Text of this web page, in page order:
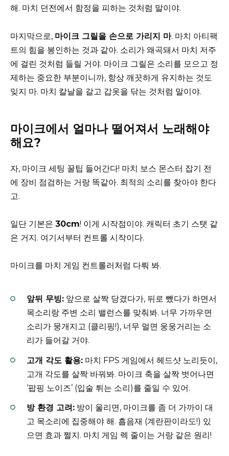
해. 마치 던전에서 함정을 피하는 것처럼 말이야.
마지막으로, 마이크 그릴을 손으로 가리지 마. 마치 아티팩
트의 힘을 봉인하는 것과 같아. 소리가 왜곡돼서 마치 저주
에 걸린 것처럼 들릴 거야. 마이크 그릴은 소리를 모으고 정
제하는 중요한 부분이니까, 항상 깨끗하게 유지하는 것도
잊지 마. 마치 칼날을 갈고 갑옷을 닦는 것처럼 말이야.
마이크에서 얼마나 떨어져서 노래해야
해요?
자, 마이크 세팅 꿀팁 들어간다! 마치 보스 몬스터 잡기 전
에 장비 점검하는 거랑 똑같아. 최적의 소리를 찾아야 한다
고.
일단 기본은 30cm! 이게 시작점이야. 캐릭터 초기 스탯 같
은 거지. 여기서부터 컨트롤 시작이다.
마이크를 마치 게임 컨트롤러처럼 다뤄 봐.
앞뒤 무빙: 앞으로 살짝 당겼다가, 뒤로 뺐다가 하면서
목소리랑 주변 소리 밸런스를 맞춰봐. 너무 가까우면
소리가 뭉개지고 (클리핑!), 너무 멀면 웅웅거리는 소
리가 들어갈 거야.
고개 각도 활용: 마치 FPS 게임에서 헤드샷 노리듯이,
고개 각도를 살짝 바꿔봐. 마이크 축을 살짝 벗어나면
‘팝핑 노이즈’ (입술 튀는 소리)를 줄일 수 있어.
방 환경 고려: 방이 울리면, 마이크를 좀 더 가까이 대
고 목소리에 집중해야 해. 흡음재 (계란판이라도!) 있
으면 효과 쩔지. 마치 게임 렉 줄이는 거랑 같은 원리!